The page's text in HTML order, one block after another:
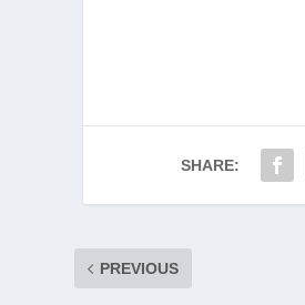
SHARE:
PREVIOUS